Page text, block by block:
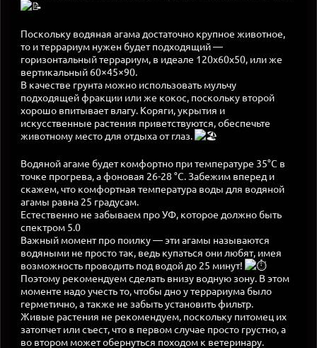
Поскольку водяная агама достаточно крупное животное,
то и террариум нужен будет подходящий —
горизонтальный террариум, в идеале 120х60х50, или же
вертикальный 60×45×90.
В качестве грунта можно использовать мульчу
подходящей фракции или же кокос, поскольку второй
хорошо впитывает влагу. Коряги, укрытия и
искусственные растения приветствуются, обеспечьте
животному место для отдыха от глаз.
Водяной агаме будет комфортно при температуре 35°С в
точке прогрева, а фоновая 26-28 °C. Забежим вперед и
скажем, что комфортная температура воды для водяной
агамы равна 25 градусам.
Естественно не забываем про УФ, которое должно быть
спектром 5.0
Важный момент про поилку — эти агамы называются
водяными не просто так, ведь купаться они любят, имея
возможность проводить под водой до 25 минут!
Поэтому рекомендуем сделать внизу водную зону. В этом
моменте надо учесть то, чтобы дно у террариума было
герметично, а также не забыть установить фильтр.
Живые растения не рекомендуем, поскольку питомец их
затопчет или съест, что в первом случае просто грустно, а
во втором может обернуться походом к ветеринару.